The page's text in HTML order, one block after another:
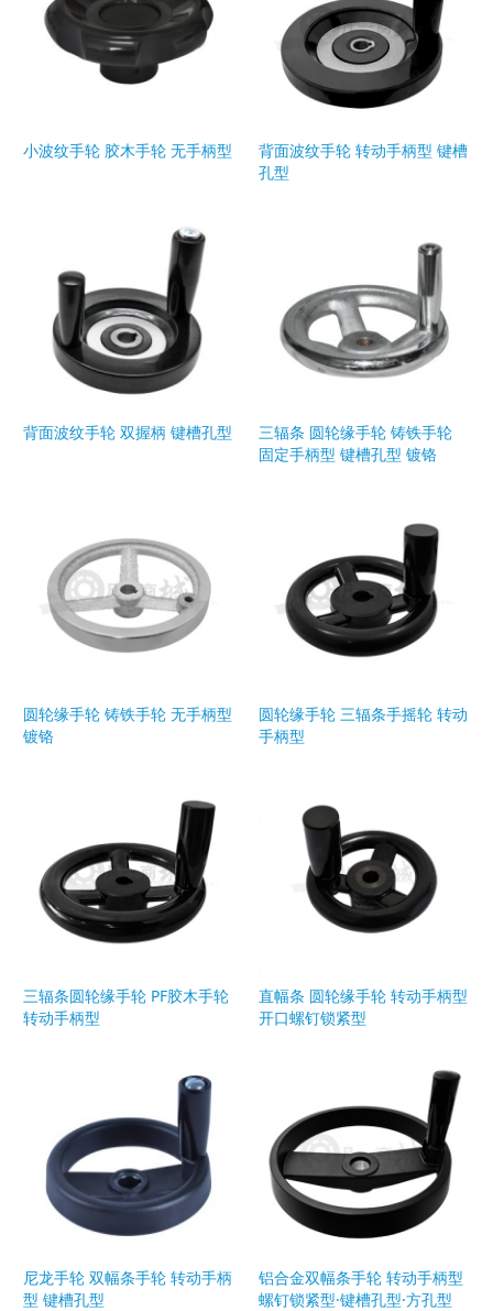
小波纹手轮 胶木手轮 无手柄型
背面波纹手轮 转动手柄型 键槽
孔型
背面波纹手轮 双握柄 键槽孔型
三辐条 圆轮缘手轮 铸铁手轮
固定手柄型 键槽孔型 镀铬
圆轮缘手轮 铸铁手轮 无手柄型
镀铬
圆轮缘手轮 三辐条手摇轮 转动
手柄型
三辐条圆轮缘手轮 PF胶木手轮
转动手柄型
直幅条 圆轮缘手轮 转动手柄型
开口螺钉锁紧型
尼龙手轮 双幅条手轮 转动手柄
型 键槽孔型
铝合金双幅条手轮 转动手柄型
螺钉锁紧型·键槽孔型·方孔型